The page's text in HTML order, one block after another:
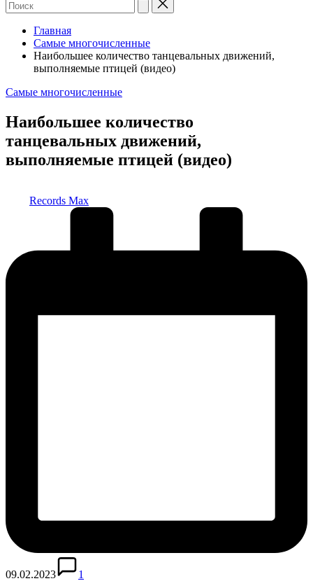
Главная
Самые многочисленные
Наибольшее количество танцевальных движений,
выполняемые птицей (видео)
Опубликовано
Самые многочисленные
Наибольшее количество
танцевальных движений,
выполняемые птицей (видео)
Records Max
09.02.2023
1